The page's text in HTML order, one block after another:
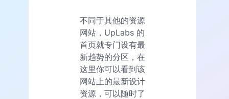
不同于其他的资源
网站，UpLabs 的
首页就专门设有最
新趋势的分区，在
这里你可以看到该
网站上的最新设计
资源，可以随时了